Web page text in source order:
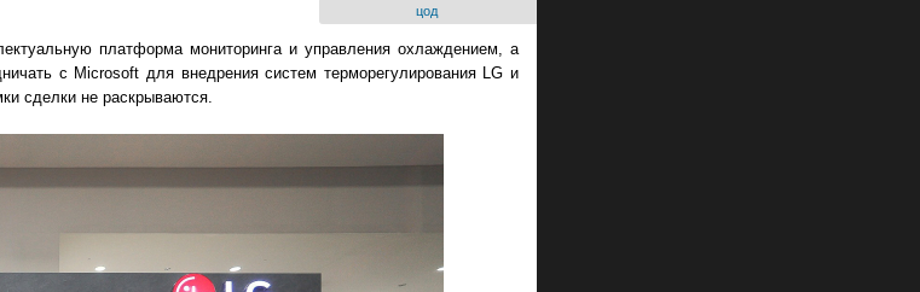
цод
платформа мониторинга и управления охлаждением, а
с Microsoft для внедрения систем терморегулирования LG и
сделки не раскрываются.